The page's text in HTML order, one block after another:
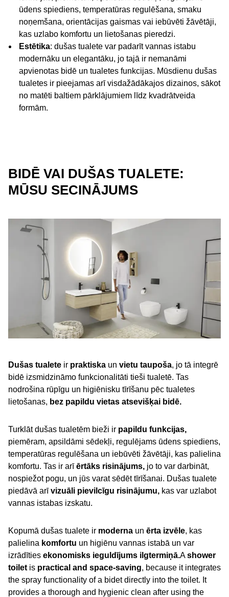
ūdens spiediens, temperatūras regulēšana, smaku
noņemšana, orientācijas gaismas vai iebūvēti žāvētāji,
kas uzlabo komfortu un lietošanas pieredzi.
Estētika: dušas tualete var padarīt vannas istabu
modernāku un elegantāku, jo tajā ir nemanāmi
apvienotas bidē un tualetes funkcijas. Mūsdienu dušas
tualetes ir pieejamas arī visdažādākajos dizainos, sākot
no matēti baltiem pārklājumiem līdz kvadrātveida
formām.
BIDĒ VAI DUŠAS TUALETE:
MŪSU SECINĀJUMS
Dušas tualete ir praktiska un vietu taupoša, jo tā integrē
bidē izsmidzināmo funkcionalitāti tieši tualetē. Tas
nodrošina rūpīgu un higiēnisku tīrīšanu pēc tualetes
lietošanas, bez papildu vietas atsevišķai bidē.
Turklāt dušas tualetēm bieži ir papildu funkcijas,
piemēram, apsildāmi sēdekļi, regulējams ūdens spiediens,
temperatūras regulēšana un iebūvēti žāvētāji, kas palielina
komfortu. Tas ir arīērtāks risinājums, jo to var darbināt,
nospiežot pogu, un jūs varat sēdēt tīrīšanai. Dušas tualete
piedāvā arīvizuāli pievilcīgu risinājumu, kas var uzlabot
vannas istabas izskatu.
Kopumā dušas tualete ir moderna un ērta izvēle, kas
palielina komfortu un higiēnu vannas istabā un var
izrādīties ekonomisks ieguldījums ilgtermiņā.Ashower
toilet is practical and space-saving, because it integrates
the spray functionality of a bidet directly into the toilet. It
provides a thorough and hygienic clean after using the